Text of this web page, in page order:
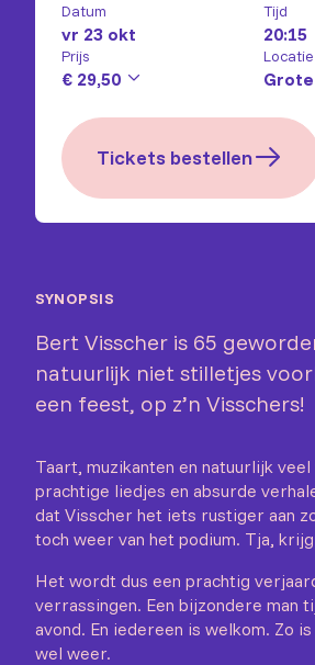
Datum
vr 23 okt
Tijd
20:15
Prijs
€ 29,50
Locatie
Tickets bestellen
SYNOPSIS
Bert Visscher is 65
natuurlijk niet stilletjes
een feest, op z’n Visschers!
Taart, muzikanten en natuurlijk
prachtige liedjes en absurde
dat Visscher het iets rustiger aan
toch weer van het podium. Tja, krijg
Het wordt dus een prachtig
verrassingen. Een bijzondere man
avond. En iedereen is welkom. Zo
wel weer.